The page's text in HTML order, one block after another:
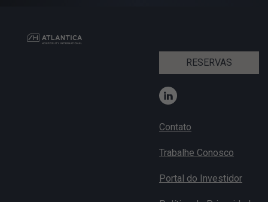
RESERVAS
Contato
Trabalhe Conosco
Portal do Investidor